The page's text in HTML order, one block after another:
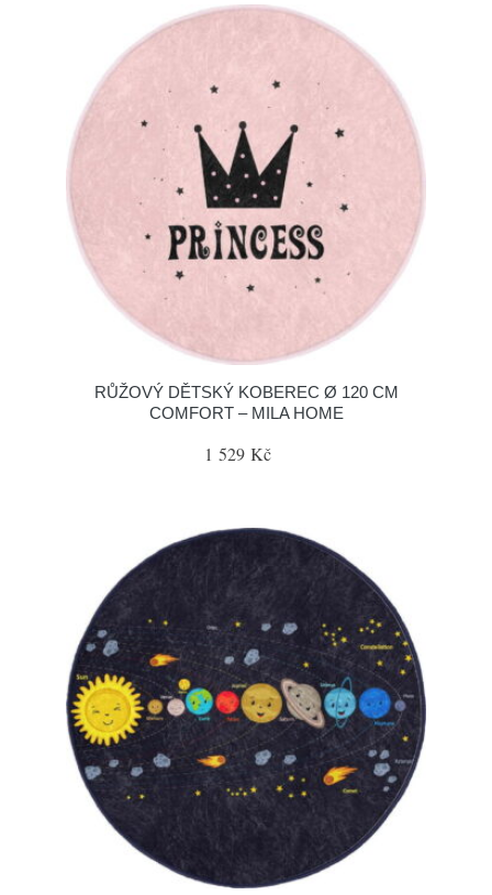
RŮŽOVÝ DĚTSKÝ KOBEREC Ø 120 CM
COMFORT – MILA HOME
1 529 Kč